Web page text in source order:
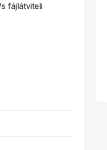
fájlátviteli